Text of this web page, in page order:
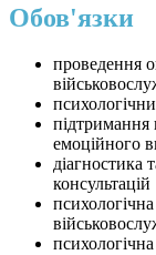
Обов'язки
проведення
підтримання
емоційного
діагностика
консультацій